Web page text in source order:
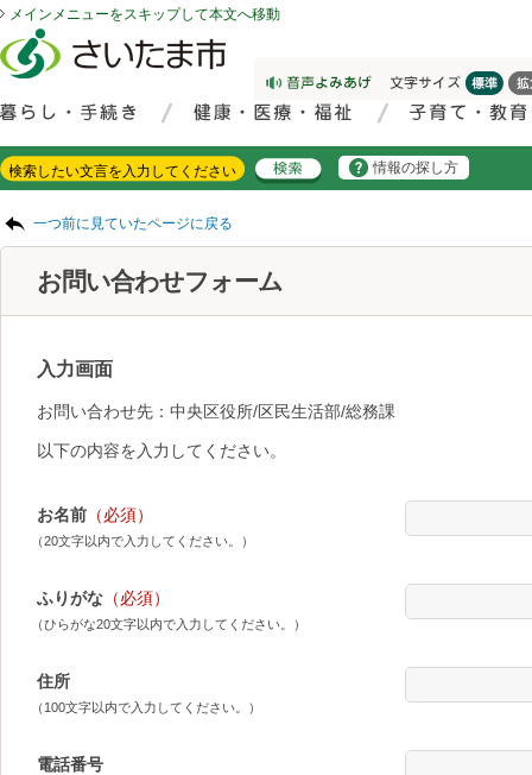
メインメニューをスキップして本文へ移動
情報の探し方
一つ前に見ていたページに戻る
お問い合わせフォーム
入力画面
お問い合わせ先：中央区役所/区民生活部/総務課
以下の内容を入力してください。
お名前 （必須）
（20文字以内で入力してください。）
ふりがな （必須）
（ひらがな20文字以内で入力してください。）
住所
（100文字以内で入力してください。）
電話番号